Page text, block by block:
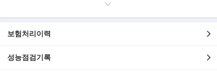
- 차량연식 : 2025년
- 주행거리 : 1,017km
보험처리이력
성능점검기록